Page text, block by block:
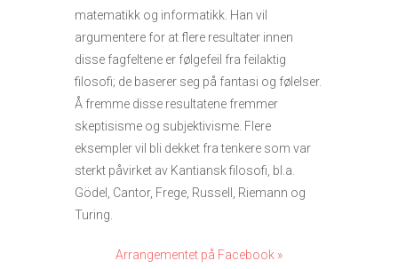
matematikk og informatikk. Han vil
argumentere for at flere resultater innen
disse fagfeltene er følgefeil fra feilaktig
filosofi; de baserer seg på fantasi og følelser.
Å fremme disse resultatene fremmer
skeptisisme og subjektivisme. Flere
eksempler vil bli dekket fra tenkere som var
sterkt påvirket av Kantiansk filosofi, bl.a.
Gödel, Cantor, Frege, Russell, Riemann og
Turing.
Arrangementet på Facebook »